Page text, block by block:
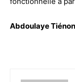
Abdoulaye Tiénon